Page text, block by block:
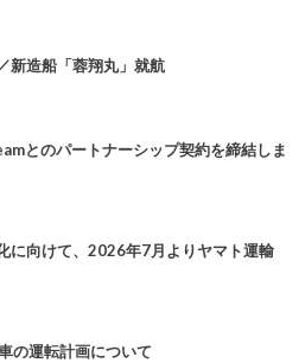
新造船「蓉翔丸」就航
とのパートナーシップ契約を締結しま
に向けて、2026年7月よりヤマト運輸
の運転計画について